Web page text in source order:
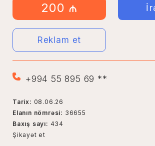
200 ₼
Reklam et
+994 55 895 69 **
Tarix: 08.06.26
Elanın nömrəsi: 36655
Baxış sayı: 434
Şikayət et